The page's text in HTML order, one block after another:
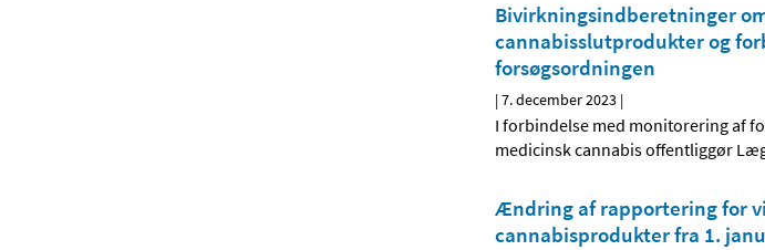
Bivirkningsindberetninger
cannabisslutprodukter og
forsøgsordningen
|7. december 2023 |
I forbindelse med monitorering af
medicinsk cannabis offentliggør
Ændring af rapportering for
cannabisprodukter fra 1.